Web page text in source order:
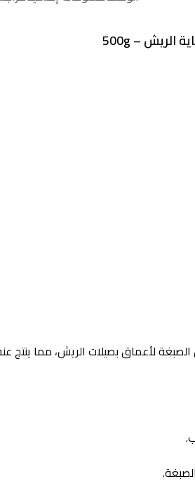
لأعماق بصيلات الريش، مما ينتج